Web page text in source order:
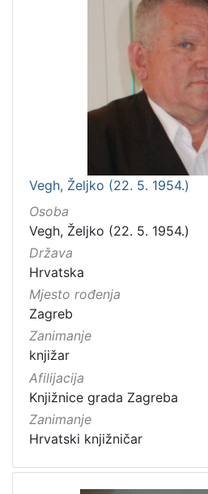
Vegh, Željko (22. 5. 1954.)
Osoba
Vegh, Željko (22. 5. 1954.)
Država
Hrvatska
Mjesto rođenja
Zagreb
Zanimanje
knjižar
Afilijacija
Knjižnice grada Zagreba
Zanimanje
Hrvatski knjižničar